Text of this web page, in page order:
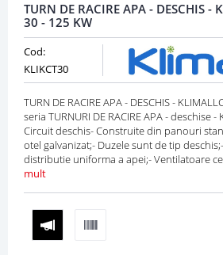
TURN DE RACIRE APA - DESCHIS -
30 - 125 KW
Cod:
KLIKCT30
TURN DE RACIRE APA - DESCHIS -
seria TURNURI DE RACIRE APA - deschise -
Circuit deschis- Construite din panouri
otel galvanizat;- Duzele sunt de tip
distributie uniforma a apei;- Ventilatoare
mult